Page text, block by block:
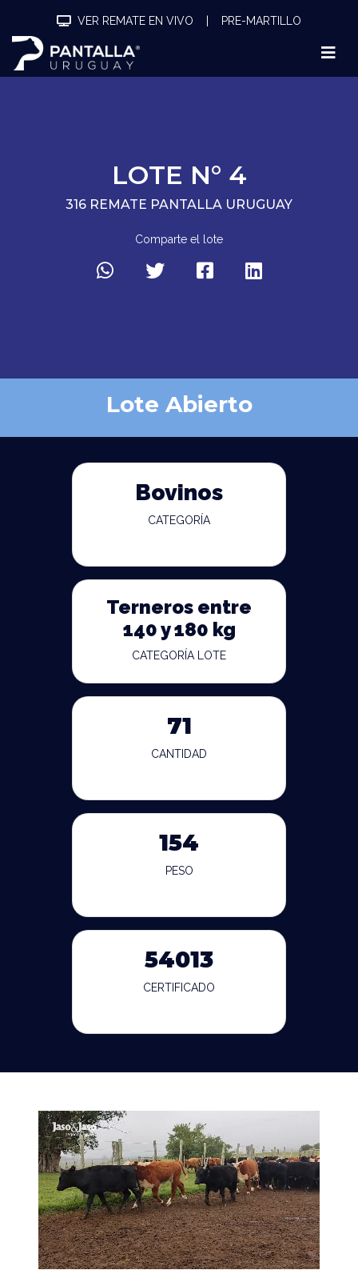
VER REMATE EN VIVO PRE-MARTILLO
LOTE N° 4
316 REMATE PANTALLA URUGUAY
Comparte el lote
Lote Abierto
Bovinos
CATEGORÍA
Terneros entre
140 y 180 kg
CATEGORÍA LOTE
71
CANTIDAD
154
PESO
54013
CERTIFICADO